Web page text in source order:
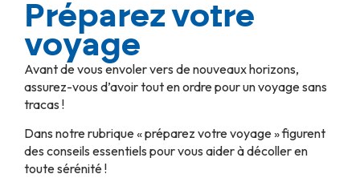
Préparez votre
voyage
Avant de vous envoler vers de nouveaux horizons,
assurez-vous d’avoir tout en ordre pour un voyage sans
tracas !
Dans notre rubrique « préparez votre voyage » figurent
des conseils essentiels pour vous aider à décoller en
toute sérénité !